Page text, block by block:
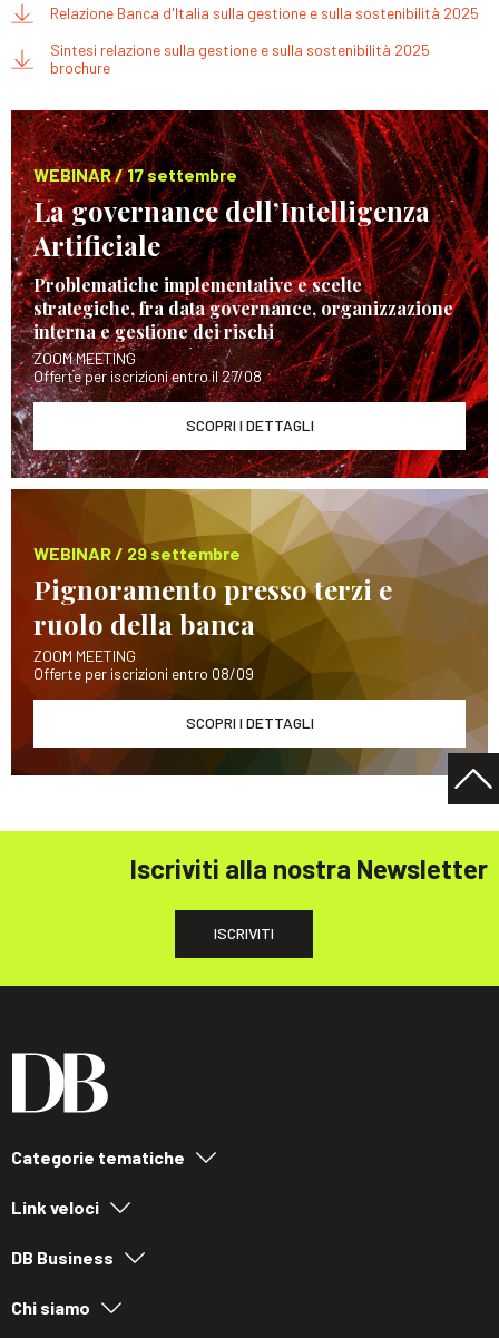
Relazione Banca d'Italia sulla gestione e sulla sostenibilità 2025
Sintesi relazione sulla gestione e sulla sostenibilità 2025
brochure
WEBINAR / 17 settembre
La governance dell’Intelligenza
Artificiale
Problematiche implementative e scelte
strategiche, fra data governance, organizzazione
interna e gestione dei rischi
ZOOM MEETING
Offerte per iscrizioni entro il 27/08
SCOPRI I DETTAGLI
WEBINAR / 29 settembre
Pignoramento presso terzi e
ruolo della banca
ZOOM MEETING
Offerte per iscrizioni entro 08/09
SCOPRI I DETTAGLI
Iscriviti alla nostra Newsletter
ISCRIVITI
Categorie tematiche
Link veloci
DB Business
Chi siamo